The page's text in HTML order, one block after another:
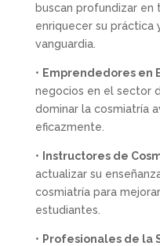
buscan profundizar en
enriquecer su práctica
vanguardia.
• Emprendedores en
negocios en el sector
dominar la cosmiatría
eficazmente.
• Instructores de
actualizar su
cosmiatría para
estudiantes.
• Profesionales de la